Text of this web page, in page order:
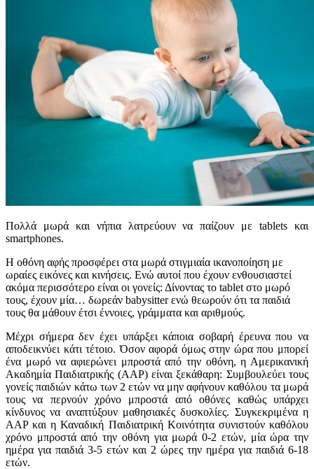
Πολλά μωρά και νήπια λατρεύουν να παίζουν με tablets και
smartphones.
Η οθόνη αφής προσφέρει στα μωρά στιγμιαία ικανοποίηση με
ωραίες εικόνες και κινήσεις. Ενώ αυτοί που έχουν ενθουσιαστεί
ακόμα περισσότερο είναι οι γονείς: Δίνοντας το tablet στο μωρό
τους, έχουν μία… δωρεάν babysitter ενώ θεωρούν ότι τα παιδιά
τους θα μάθουν έτσι έννοιες, γράμματα και αριθμούς.
Μέχρι σήμερα δεν έχει υπάρξει κάποια σοβαρή έρευνα που να
αποδεικνύει κάτι τέτοιο. Όσον αφορά όμως στην ώρα που μπορεί
ένα μωρό να αφιερώνει μπροστά από την οθόνη, η Αμερικανική
Ακαδημία Παιδιατρικής (AAP) είναι ξεκάθαρη: Συμβουλεύει τους
γονείς παιδιών κάτω των 2 ετών να μην αφήνουν καθόλου τα μωρά
τους να περνούν χρόνο μπροστά από οθόνες καθώς υπάρχει
κίνδυνος να αναπτύξουν μαθησιακές δυσκολίες. Συγκεκριμένα η
AAP και η Καναδική Παιδιατρική Κοινότητα συνιστούν καθόλου
χρόνο μπροστά από την οθόνη για μωρά 0-2 ετών, μία ώρα την
ημέρα για παιδιά 3-5 ετών και 2 ώρες την ημέρα για παιδιά 6-18
ετών.